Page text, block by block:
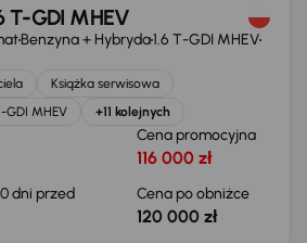
T-GDI MHEV
Benzyna + Hybryda1.6 T-GDI MHEV
Książka serwisowa
GDI MHEV +11 kolejnych
Cena promocyjna
116 000 zł
dni przed
Cena po obniżce
120 000 zł